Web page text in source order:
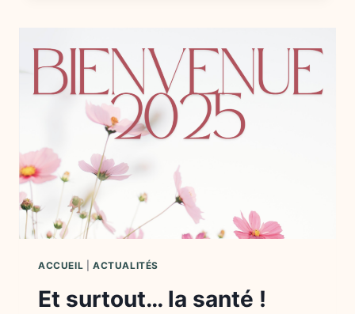
MÉNINGOCOQUES
B
ACCUEIL ACTUALITÉS
Et surtout… la santé !